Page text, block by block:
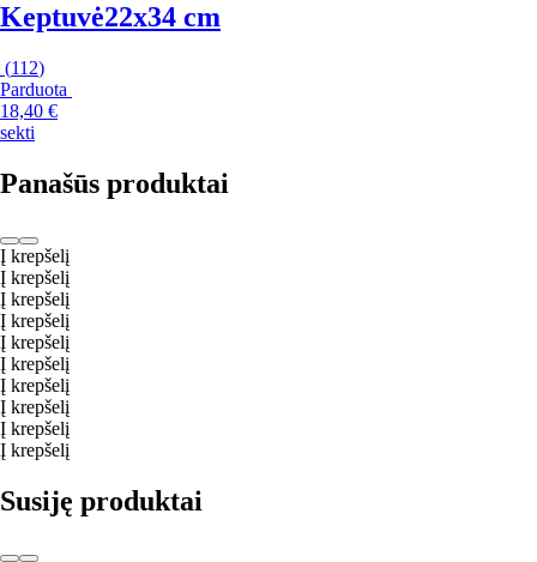
Keptuvė22x34 cm
(112)
Parduota
18,40 €
sekti
Panašūs produktai
Į krepšelį
Į krepšelį
Į krepšelį
Į krepšelį
Į krepšelį
Į krepšelį
Į krepšelį
Į krepšelį
Į krepšelį
Į krepšelį
Susiję produktai